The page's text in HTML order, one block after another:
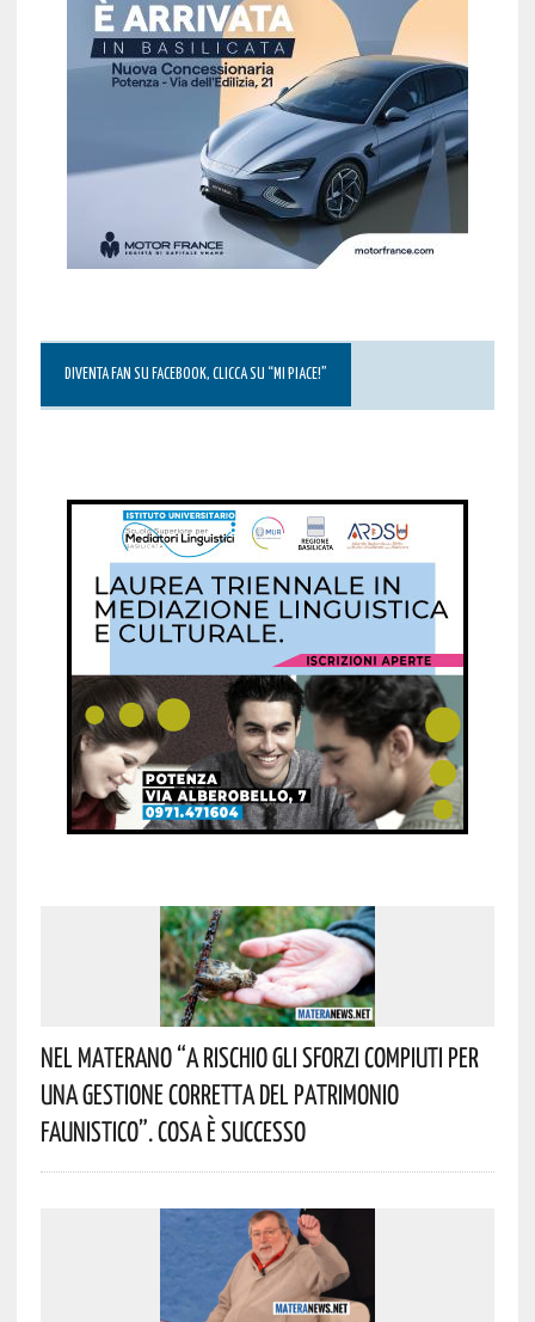
DIVENTA FAN SU FACEBOOK, CLICCA SU “MI PIACE!”
Nel Materano “a Rischio Gli Sforzi Compiuti Per
Una Gestione Corretta Del Patrimonio
Faunistico”. Cosa È Successo